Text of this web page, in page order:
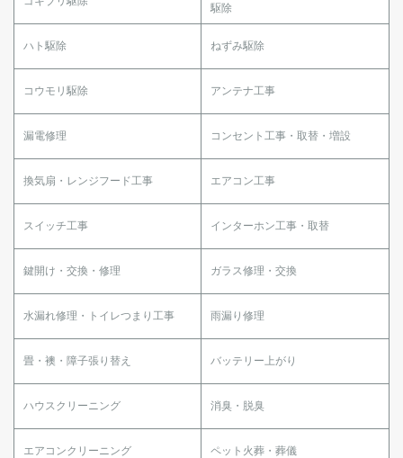
駆除
ハト駆除 ねずみ駆除
コウモリ駆除 アンテナ工事
漏電修理 コンセント工事・取替・増設
換気扇・レンジフード工事 エアコン工事
スイッチ工事 インターホン工事・取替
鍵開け・交換・修理 ガラス修理・交換
水漏れ修理・トイレつまり工事 雨漏り修理
畳・襖・障子張り替え バッテリー上がり
ハウスクリーニング 消臭・脱臭
エアコンクリーニング ペット火葬・葬儀